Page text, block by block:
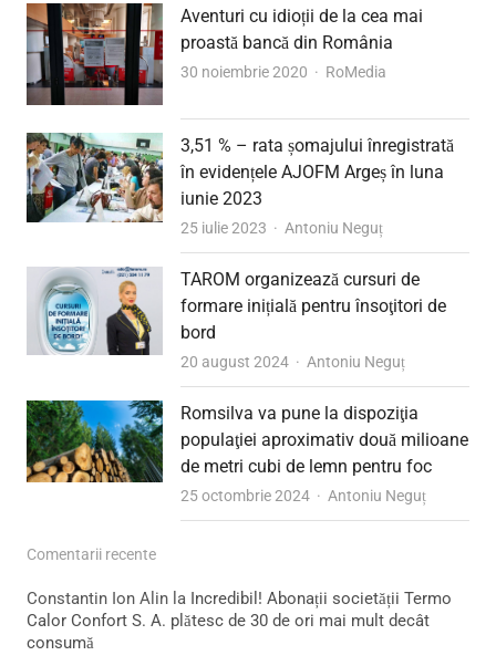
Aventuri cu idioții de la cea mai
proastă bancă din România
30 noiembrie 2020 Author
RoMedia
3,51 % – rata șomajului înregistrată
în evidențele AJOFM Argeș în luna
iunie 2023
25 iulie 2023 Author
Antoniu Neguț
TAROM organizează cursuri de
formare inițială pentru însoţitori de
bord
20 august 2024 Author
Antoniu Neguț
Romsilva va pune la dispoziţia
populaţiei aproximativ două milioane
de metri cubi de lemn pentru foc
25 octombrie 2024 Author
Antoniu Neguț
Comentarii recente
Constantin Ion Alin la Incredibil! Abonații societății Termo
Calor Confort S. A. plătesc de 30 de ori mai mult decât
consumă